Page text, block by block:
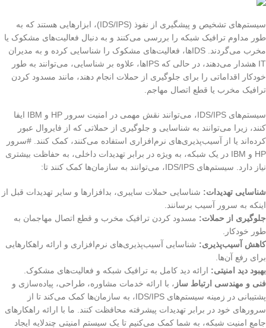
سیستم‌های تشخیص و پیشگیری از نفوذ (IDS/IPS)، ابزارهایی هستند که به
طور مداوم ترافیک شبکه را بررسی می‌کنند و به دنبال فعالیت‌های مشکوک یا
مخرب می‌گردند. IDSها، فعالیت‌های مشکوک را شناسایی کرده و به مدیران
IT هشدار می‌دهند، در حالی که IPSها، علاوه بر شناسایی، می‌توانند به طور
خودکار اقداماتی را برای جلوگیری از حملات انجام دهند، مانند مسدود کردن
ترافیک مخرب یا قطع اتصال مهاجم.
سیستم‌های IDS/IPS، می‌توانند نقش مهمی در امنیت سرور HP و IBM ایفا
کنند، زیرا می‌توانند به شناسایی و جلوگیری از حملاتی که از فایروال عبور
کرده‌اند یا از آسیب‌پذیری‌های نرم‌افزاری استفاده می‌کنند، کمک کنند. #سرور
HP و IBM در یک شبکه، به ویژه در برابر تهدیدات داخلی، به حفاظت بیشتری
نیاز دارد. سیستم‌های IDS/IPS، می‌توانند به سازمان‌ها کمک کنند تا:
شناسایی تهدیدات: شناسایی حملات سایبری، بدافزارها و سایر تهدیدات قبل از
اینکه به سرور آسیب برسانند.
جلوگیری از حملات: مسدود کردن ترافیک مخرب و قطع اتصال مهاجمان به
طور خودکار.
کاهش آسیب‌پذیری: شناسایی آسیب‌پذیری‌های نرم‌افزاری و ارائه راهکارهایی
برای رفع آن‌ها.
بهبود دید امنیتی: ارائه دید کامل به ترافیک شبکه و فعالیت‌های مشکوک.
فنی و مهندسی ارتباط ساز ، با ارائه خدمات مشاوره، طراحی، پیاده‌سازی و
پشتیبانی در زمینه سیستم‌های IDS/IPS، به سازمان‌ها کمک می‌کند تا از
سرورهای خود در برابر تهدیدات پیشرفته محافظت کنند. ما با ارائه راهکارهای
جامع امنیت شبکه، به شما کمک می‌کنیم تا یک سیستم امنیتی چندلایه ایجاد